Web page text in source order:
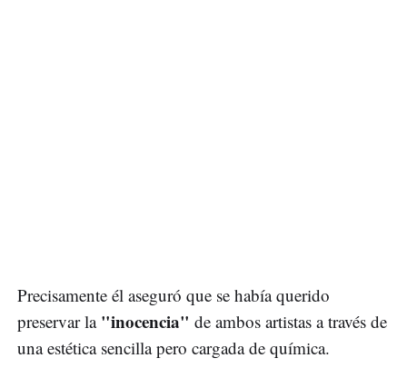
Precisamente él aseguró que se había querido
preservar la"inocencia" de ambos artistas a través de
una estética sencilla pero cargada de química.